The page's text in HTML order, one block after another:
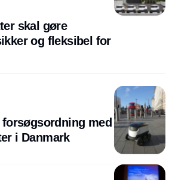
skal gøre
og fleksibel for
med
i Danmark